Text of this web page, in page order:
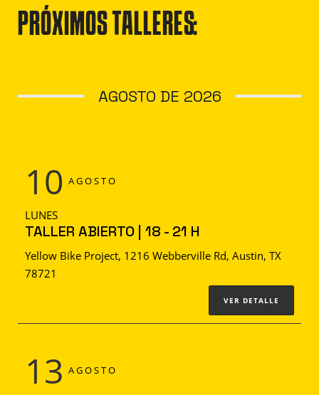
PRÓXIMOS TALLERES:
AGOSTO DE 2026
10 AGOSTO
LUNES
TALLER ABIERTO | 18 - 21 H
Yellow Bike Project, 1216 Webberville Rd, Austin, TX
78721
VER DETALLE
13 AGOSTO